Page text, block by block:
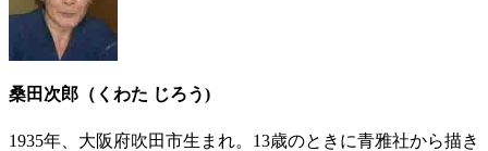
桑田次郎（くわた じろう)
1935年、大阪府吹田市生まれ。13歳のときに青雅社から描き